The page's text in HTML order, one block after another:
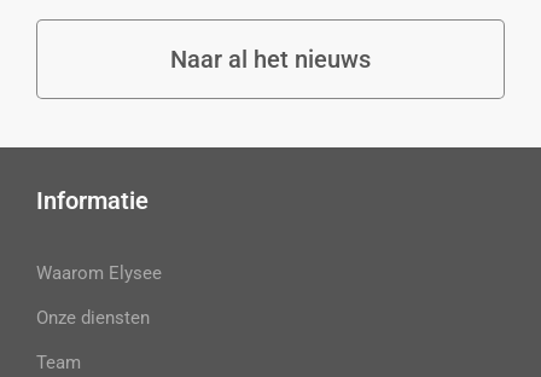
Naar al het nieuws
Informatie
Waarom Elysee
Onze diensten
Team